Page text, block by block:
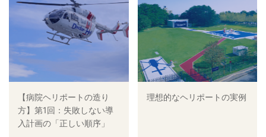
【病院ヘリポートの造り
方】第1回：失敗しない導
入計画の「正しい順序」
理想的なヘリポートの実例